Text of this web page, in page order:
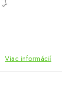
Viac informácií